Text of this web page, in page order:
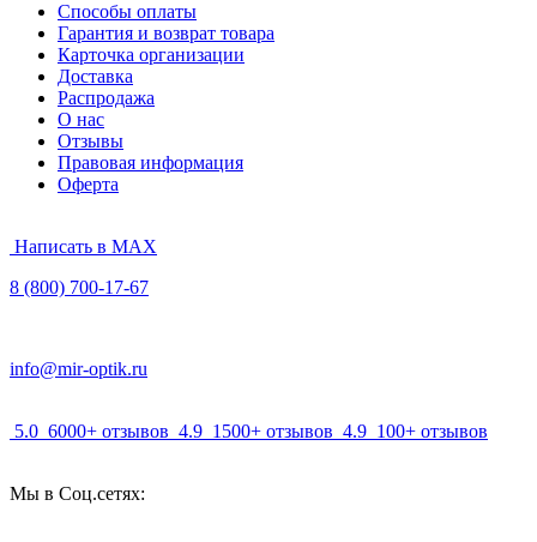
Способы оплаты
Гарантия и возврат товара
Карточка организации
Доставка
Распродажа
О нас
Отзывы
Правовая информация
Оферта
Написать в MAX
8 (800) 700-17-67
info@mir-optik.ru
5.0 6000+ отзывов 4.9 1500+ отзывов 4.9 100+ отзывов
Мы в Соц.сетях: